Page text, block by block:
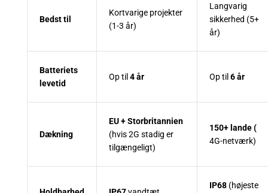
Bedst til
Kortvarige projekter
(1-3 år)
Langvarig
sikkerhed (5+
år)
Batteriets
levetid
Op til 4 år Op til 6 år
Dækning
EU + Storbritannien
(hvis 2G stadig er
tilgængeligt)
150+ lande (
4G-netværk)
IP68 (højeste